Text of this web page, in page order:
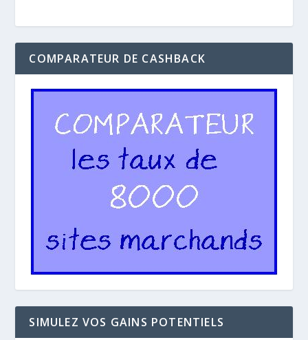
COMPARATEUR DE CASHBACK
SIMULEZ VOS GAINS POTENTIELS